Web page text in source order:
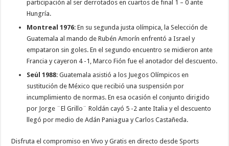
participación al ser derrotados en cuartos de final 1 – 0 ante
Hungría.
Montreal 1976: En su segunda justa olímpica, la Selección de
Guatemala al mando de Rubén Amorín enfrentó a Israel y
empataron sin goles. En el segundo encuentro se midieron ante
Francia y cayeron 4 -1, Marco Fión fue el anotador del descuento.
Seúl 1988: Guatemala asistió a los Juegos Olímpicos en
sustitución de México que recibió una suspensión por
incumplimiento de normas. En esa ocasión el conjunto dirigido
por Jorge ¨El Grillo¨ Roldán cayó 5 -2 ante Italia y el descuento
llegó por medio de Adán Paniagua y Carlos Castañeda.
Disfruta el compromiso en Vivo y Gratis en directo desde Sports